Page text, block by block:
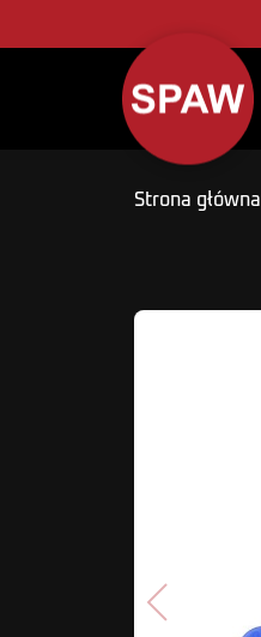
Strona główna
Poprzedni